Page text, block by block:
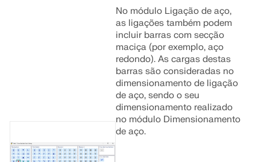
No módulo Ligação de aço,
as ligações também podem
incluir barras com secção
maciça (por exemplo, aço
redondo). As cargas destas
barras são consideradas no
dimensionamento de ligação
de aço, sendo o seu
dimensionamento realizado
no módulo Dimensionamento
de aço.